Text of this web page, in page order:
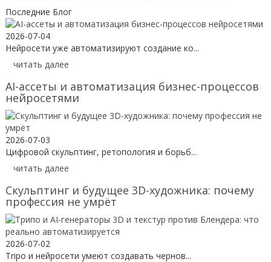
Последние Блог
2026-07-04
Нейросети уже автоматизируют создание ко...
читать далее
AI-ассеты и автоматизация бизнес-процессов
нейросетями
2026-07-03
Цифровой скульптинг, ретопология и борьб...
читать далее
Скульптинг и будущее 3D-художника: почему
профессия не умрёт
2026-07-02
Tripo и нейросети умеют создавать чернов...